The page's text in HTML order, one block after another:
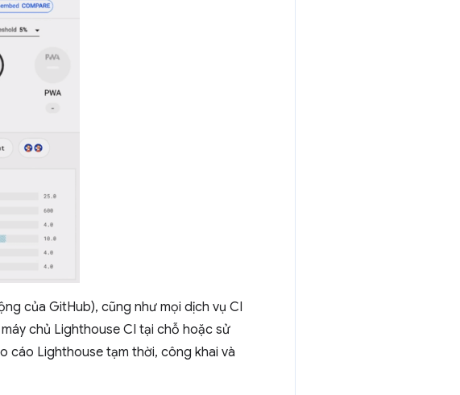
của GitHub), cũng như mọi dịch vụ CI
chủ Lighthouse CI tại chỗ hoặc sử
cáo Lighthouse tạm thời, công khai và